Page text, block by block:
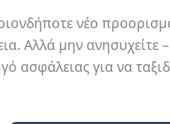
νέο
Αλλά μην ανησυχείτε –
ασφάλειας για να